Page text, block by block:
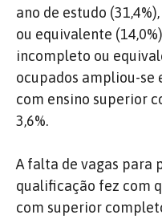
ano de estudo
ou equivalente
incompleto ou
ocupados ampliou-se
com ensino superior
3,6%.
A falta de vagas para
qualificação fez com
com superior